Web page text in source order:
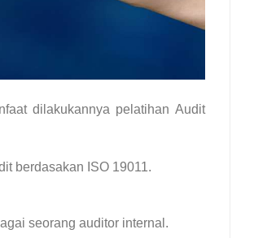
dilakukannya pelatihan Audit
berdasakan ISO 19011.
seorang auditor internal.